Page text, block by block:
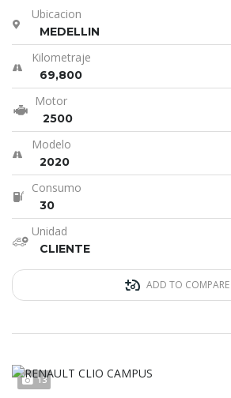
Ubicacion
MEDELLIN
Kilometraje
69,800
Motor
2500
Modelo
2020
Consumo
30
Unidad
CLIENTE
ADD TO COMPARE
13